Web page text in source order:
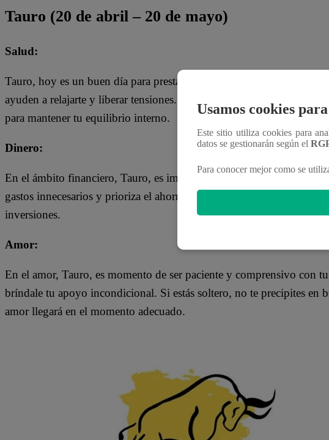
Tauro (20 de abril – 20 de mayo)
Salud:
Tauro, hoy es un buen día para prestar atención a tu salud física y
ayuden a relajarte y liberar tensiones. Considera practicar ejercicios
para mantener tu equilibrio interno.
Dinero:
En el ámbito financiero, Tauro, es importante que te mantengas firme
gastos innecesarios y prioriza el ahorro. No te dejes llevar por
inversiones.
Amor:
En el amor, Tauro, es momento de ser paciente y comprensivo con
bríndale tu apoyo incondicional. Si estás soltero, no te precipites en
amor llegará en el momento adecuado.
Usamos cookies
Este sitio utiliza cookies para
datos se gestionarán según el
Para conocer mejor como se